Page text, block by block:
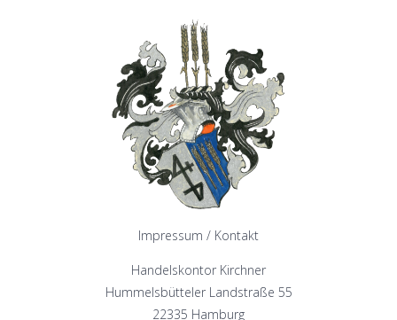
Impressum / Kontakt
Handelskontor Kirchner
Hummelsbütteler Landstraße 55
22335 Hamburg